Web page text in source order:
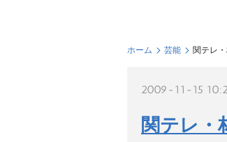
ホーム 芸能 関テレ
2009-11-15
関テレ・